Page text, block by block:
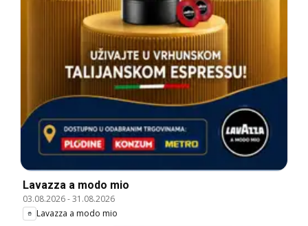
Lavazza a modo mio
03.08.2026-31.08.2026
Lavazza a modo mio